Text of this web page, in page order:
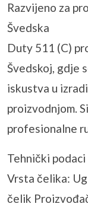
Razvijeno za
Švedska
Duty 511 (C)
Švedskoj, gdje
iskustva u
proizvodnjom.
profesionalne
Tehnički podaci
Vrsta čelika:
čelik